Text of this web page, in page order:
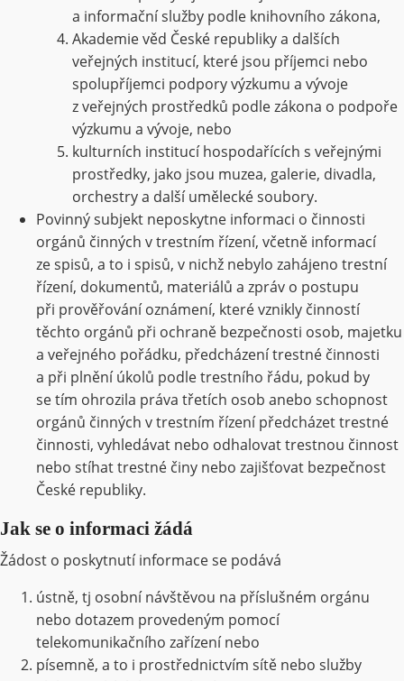
a informační služby podle knihovního zákona,
Akademie věd České republiky a dalších
veřejných institucí, které jsou příjemci nebo
spolupříjemci podpory výzkumu a vývoje
z veřejných prostředků podle zákona o podpoře
výzkumu a vývoje, nebo
kulturních institucí hospodařících s veřejnými
prostředky, jako jsou muzea, galerie, divadla,
orchestry a další umělecké soubory.
Povinný subjekt neposkytne informaci o činnosti
orgánů činných v trestním řízení, včetně informací
ze spisů, a to i spisů, v nichž nebylo zahájeno trestní
řízení, dokumentů, materiálů a zpráv o postupu
při prověřování oznámení, které vznikly činností
těchto orgánů při ochraně bezpečnosti osob, majetku
a veřejného pořádku, předcházení trestné činnosti
a při plnění úkolů podle trestního řádu, pokud by
se tím ohrozila práva třetích osob anebo schopnost
orgánů činných v trestním řízení předcházet trestné
činnosti, vyhledávat nebo odhalovat trestnou činnost
nebo stíhat trestné činy nebo zajišťovat bezpečnost
České republiky.
Jak se o informaci žádá
Žádost o poskytnutí informace se podává
ústně, tj osobní návštěvou na příslušném orgánu
nebo dotazem provedeným pomocí
telekomunikačního zařízení nebo
písemně, a to i prostřednictvím sítě nebo služby